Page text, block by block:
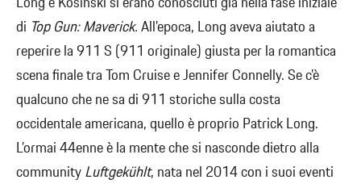
di Top Gun: Maverick.All’epoca, Long aveva aiutato a
reperire la 911 S (911 originale) giusta per la romantica
scena finale tra Tom Cruise e Jennifer Connelly. Se c’è
qualcuno che ne sa di 911 storiche sulla costa
occidentale americana, quello è proprio Patrick Long.
L’ormai 44enne è la mente che si nasconde dietro alla
communityLuftgekühlt, nata nel 2014 con i suoi eventi